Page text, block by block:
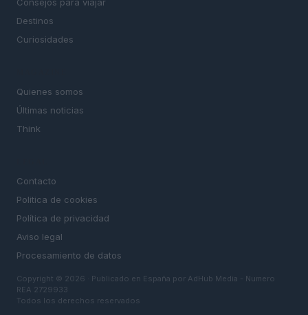
Destinos
Curiosidades
Quienes somos
Últimas noticias
Think
Contacto
Politica de cookies
Política de privacidad
Aviso legal
Procesamiento de datos
Copyright © 2026 · Publicado en España por AdHub Media - Numero
REA 2729933
Todos los derechos reservados